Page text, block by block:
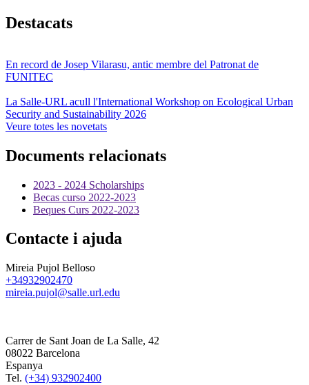
Destacats
En record de Josep Vilarasu, antic membre del Patronat de
FUNITEC
La Salle-URL acull l'International Workshop on Ecological Urban
Security and Sustainability 2026
Veure totes les novetats
Documents relacionats
2023 - 2024 Scholarships
Becas curso 2022-2023
Beques Curs 2022-2023
Contacte i ajuda
Mireia Pujol Belloso
+34932902470
mireia.pujol@salle.url.edu
Carrer de Sant Joan de La Salle, 42
08022 Barcelona
Espanya
Tel. (+34) 932902400